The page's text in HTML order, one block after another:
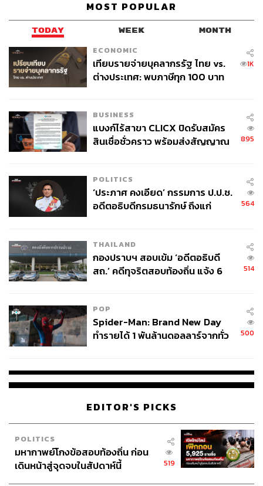
MOST POPULAR
TODAY WEEK MONTH
ECONOMIC
เทียบรายจ่ายบุคลากรรัฐ ไทย vs.
ต่างประเทศ: พบภาษีทุก 100 บาท
1K
BUSINESS
แบงก์ไร้สาขา CLICX ปิดรับสมัคร
สินเชื่อชั่วคราว พร้อมส่งสัญญาณ
895
POLITICS
‘ประภาศ คงเอียด’ กรรมการ ป.ป.ช.
อดีตอธิบดีกรมธนารักษ์ ถึงแก่
564
THAILAND
กองปราบฯ สอบเข้ม ‘อดีตอธิบดี
สถ.’ คดีทุจริตสอบท้องถิ่น แจ้ง 6
514
POP
Spider-Man: Brand New Day
ทำรายได้ 1 พันล้านดอลลาร์จากทั่ว
500
EDITOR'S PICKS
POLITICS
มหากาพย์โกงข้อสอบท้องถิ่น ก่อน
เดินหน้าสู่จุดจบในสัปดาห์นี้
519